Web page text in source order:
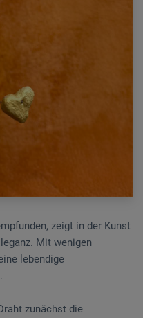
zeigt in der Kunst
Mit wenigen
lebendige
zunächst die